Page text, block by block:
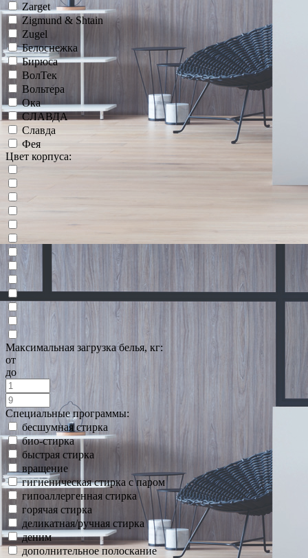
Zarget
Zigmund & Shtain
Zugel
Белоснежка
Бирюса
ВолТек
Вольтера
Ока
СЛАВДА
Славда
Фея
Цвет корпуса:
Максимальная загрузка белья, кг:
от
до
Специальные программы:
бесшумная стирка
био-стирка
быстрая стирка
вращение
гигиеническая стирка с паром
гипоаллергенная стирка
горячая стирка
деликатная/ручная стирка
деним
дополнительное полоскание